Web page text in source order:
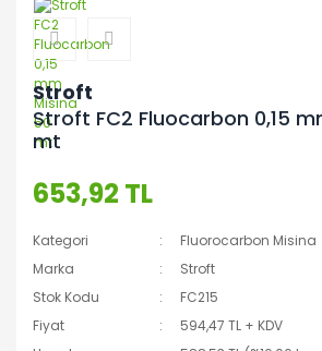
Stroft
Stroft FC2 Fluocarbon 0,15
mt
653,92 TL
Kategori
Fluorocarbon Misina
Marka
Stroft
Stok Kodu
FC215
Fiyat
594,47 TL + KDV